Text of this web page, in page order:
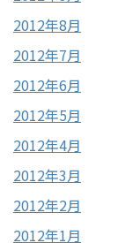
2012年8月
2012年7月
2012年6月
2012年5月
2012年4月
2012年3月
2012年2月
2012年1月